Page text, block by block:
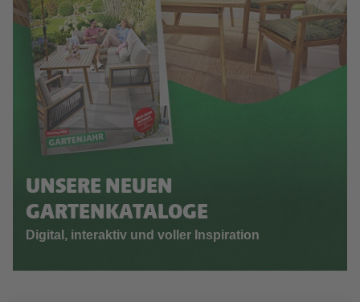
UNSERE NEUEN
GARTENKATALOGE
Digital, interaktiv und voller Inspiration